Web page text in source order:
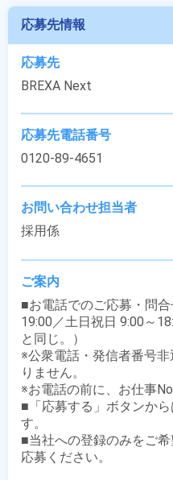
応募先情報
応募先
BREXA Next
応募先電話番号
0120-89-4651
お問い合わせ担当者
採用係
ご案内
■お電話でのご応募・問
19:00／土日祝日 9:00～
と同じ。）
※公衆電話・発信者番号
りません。
※お電話の前に、お仕事
■「応募する」ボタンか
す。
■当社への登録のみをご
応募ください。